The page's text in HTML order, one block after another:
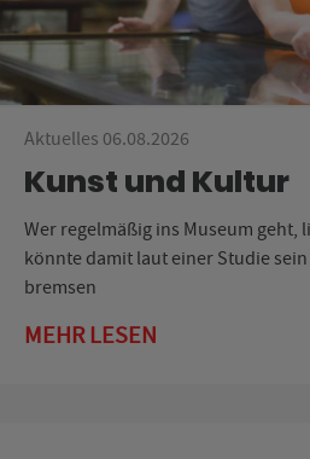
Aktuelles 06.08.2026
Kunst und Kultur
Wer regelmäßig ins Museum geht,
könnte damit laut einer Studie
bremsen
MEHR LESEN